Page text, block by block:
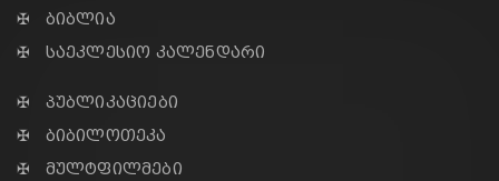
✠ ბიბლია
✠ საეკლესიო კალენდარი
✠ პუბლიკაციები
✠ ბიბილოთეკა
✠ მულტფილმები